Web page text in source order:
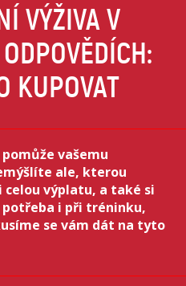
VÝŽIVA V
KUPOVAT
vašemu
ale, kterou
výplatu, a také si
i při tréninku,
se vám dát na tyto